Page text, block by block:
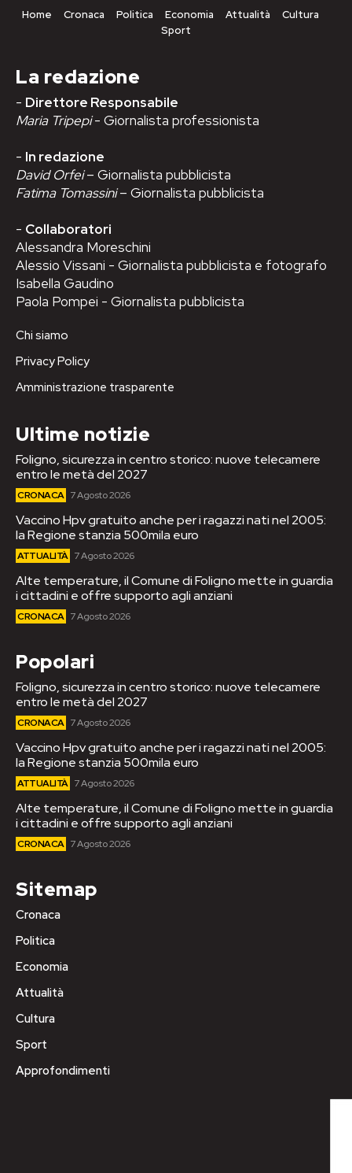
Home Cronaca Politica Economia Attualità
Cultura
Sport
La redazione
- Direttore Responsabile
Maria Tripepi- Giornalista professionista
- In redazione
David Orfei– Giornalista pubblicista
Fatima Tomassini– Giornalista pubblicista
- Collaboratori
Alessandra Moreschini
Alessio Vissani - Giornalista pubblicista e fotografo
Isabella Gaudino
Paola Pompei - Giornalista pubblicista
Chi siamo
Privacy Policy
Amministrazione trasparente
Ultime notizie
Foligno, sicurezza in centro storico: nuove telecamere
entro le metà del 2027
CRONACA 7 Agosto 2026
Vaccino Hpv gratuito anche per i ragazzi nati nel 2005:
la Regione stanzia 500mila euro
ATTUALITÀ 7 Agosto 2026
Alte temperature, il Comune di Foligno mette in guardia
i cittadini e offre supporto agli anziani
CRONACA 7 Agosto 2026
Popolari
Foligno, sicurezza in centro storico: nuove telecamere
entro le metà del 2027
CRONACA 7 Agosto 2026
Vaccino Hpv gratuito anche per i ragazzi nati nel 2005:
la Regione stanzia 500mila euro
ATTUALITÀ 7 Agosto 2026
Alte temperature, il Comune di Foligno mette in guardia
i cittadini e offre supporto agli anziani
CRONACA 7 Agosto 2026
Sitemap
Cronaca
Politica
Economia
Attualità
Cultura
Sport
Approfondimenti